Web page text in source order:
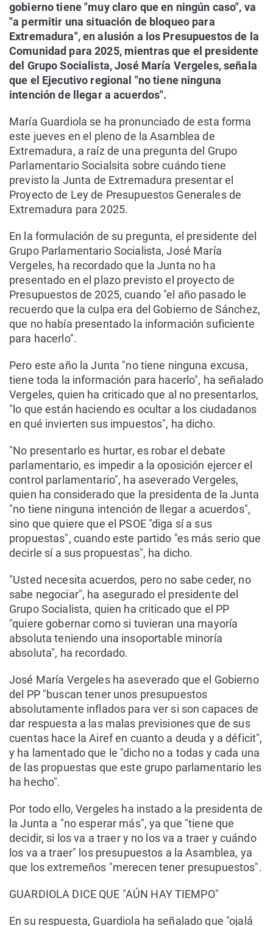
gobierno tiene "muy claro que en ningún caso", va
"a permitir una situación de bloqueo para
Extremadura", en alusión a los Presupuestos de la
Comunidad para 2025, mientras que el presidente
del Grupo Socialista, José María Vergeles, señala
que el Ejecutivo regional "no tiene ninguna
intención de llegar a acuerdos".
María Guardiola se ha pronunciado de esta forma
este jueves en el pleno de la Asamblea de
Extremadura, a raíz de una pregunta del Grupo
Parlamentario Socialsita sobre cuándo tiene
previsto la Junta de Extremadura presentar el
Proyecto de Ley de Presupuestos Generales de
Extremadura para 2025.
En la formulación de su pregunta, el presidente del
Grupo Parlamentario Socialista, José María
Vergeles, ha recordado que la Junta no ha
presentado en el plazo previsto el proyecto de
Presupuestos de 2025, cuando "el año pasado le
recuerdo que la culpa era del Gobierno de Sánchez,
que no había presentado la información suficiente
para hacerlo".
Pero este año la Junta "no tiene ninguna excusa,
tiene toda la información para hacerlo", ha señalado
Vergeles, quien ha criticado que al no presentarlos,
"lo que están haciendo es ocultar a los ciudadanos
en qué invierten sus impuestos", ha dicho.
"No presentarlo es hurtar, es robar el debate
parlamentario, es impedir a la oposición ejercer el
control parlamentario", ha aseverado Vergeles,
quien ha considerado que la presidenta de la Junta
"no tiene ninguna intención de llegar a acuerdos",
sino que quiere que el PSOE "diga sí a sus
propuestas", cuando este partido "es más serio que
decirle sí a sus propuestas", ha dicho.
"Usted necesita acuerdos, pero no sabe ceder, no
sabe negociar", ha asegurado el presidente del
Grupo Socialista, quien ha criticado que el PP
"quiere gobernar como si tuvieran una mayoría
absoluta teniendo una insoportable minoría
absoluta", ha recordado.
José María Vergeles ha aseverado que el Gobierno
del PP "buscan tener unos presupuestos
absolutamente inflados para ver si son capaces de
dar respuesta a las malas previsiones que de sus
cuentas hace la Airef en cuanto a deuda y a déficit",
y ha lamentado que le "dicho no a todas y cada una
de las propuestas que este grupo parlamentario les
ha hecho".
Por todo ello, Vergeles ha instado a la presidenta de
la Junta a "no esperar más", ya que "tiene que
decidir, si los va a traer y no los va a traer y cuándo
los va a traer" los presupuestos a la Asamblea, ya
que los extremeños "merecen tener presupuestos".
GUARDIOLA DICE QUE "AÚN HAY TIEMPO"
En su respuesta, Guardiola ha señalado que "ojalá